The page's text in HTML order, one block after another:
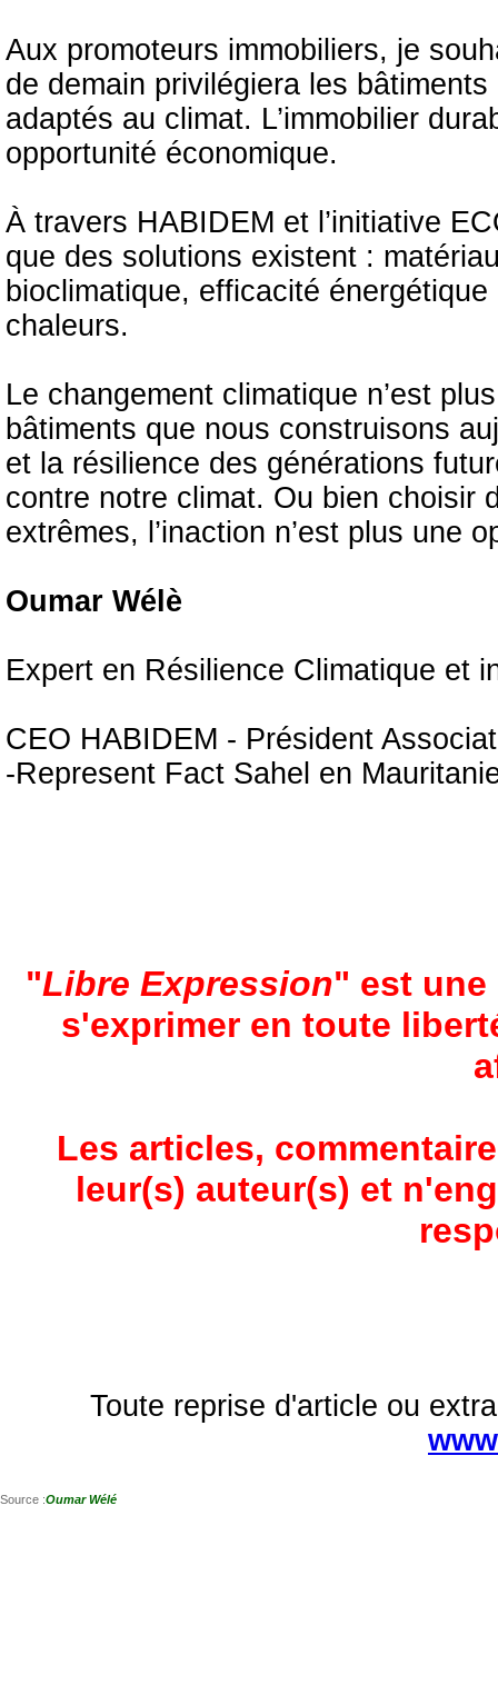
Aux promoteurs immobiliers, je
de demain privilégiera les
adaptés au climat. L’immobilier
opportunité économique.
À travers HABIDEM et l’initiative
que des solutions existent :
bioclimatique, efficacité
chaleurs.
Le changement climatique n’est
bâtiments que nous construisons
et la résilience des générations
contre notre climat. Ou bien choisir
extrêmes, l’inaction n’est plus une
Oumar Wélè
Expert en Résilience Climatique et
CEO HABIDEM - Président
-Represent Fact Sahel en
"Libre Expression" est
s'exprimer en toute
Les articles,
leur(s) auteur(s) et
Toute reprise d'article ou
Source :Oumar Wélé